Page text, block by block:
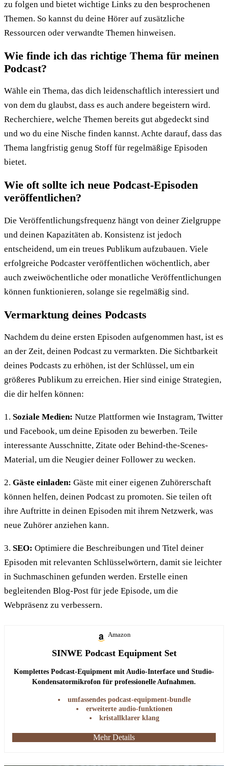
zu folgen und bietet wichtige Links zu den besprochenen
Themen. So kannst du deine Hörer auf zusätzliche
Ressourcen oder verwandte Themen hinweisen.
Wie finde ich das richtige Thema für meinen
Podcast?
Wähle ein Thema, das dich leidenschaftlich interessiert und
von dem du glaubst, dass es auch andere begeistern wird.
Recherchiere, welche Themen bereits gut abgedeckt sind
und wo du eine Nische finden kannst. Achte darauf, dass das
Thema langfristig genug Stoff für regelmäßige Episoden
bietet.
Wie oft sollte ich neue Podcast-Episoden
veröffentlichen?
Die Veröffentlichungsfrequenz hängt von deiner Zielgruppe
und deinen Kapazitäten ab. Konsistenz ist jedoch
entscheidend, um ein treues Publikum aufzubauen. Viele
erfolgreiche Podcaster veröffentlichen wöchentlich, aber
auch zweiwöchentliche oder monatliche Veröffentlichungen
können funktionieren, solange sie regelmäßig sind.
Vermarktung deines Podcasts
Nachdem du deine ersten Episoden aufgenommen hast, ist es
an der Zeit, deinen Podcast zu vermarkten. Die Sichtbarkeit
deines Podcasts zu erhöhen, ist der Schlüssel, um ein
größeres Publikum zu erreichen. Hier sind einige Strategien,
die dir helfen können:
1. Soziale Medien: Nutze Plattformen wie Instagram, Twitter
und Facebook, um deine Episoden zu bewerben. Teile
interessante Ausschnitte, Zitate oder Behind-the-Scenes-
Material, um die Neugier deiner Follower zu wecken.
2. Gäste einladen: Gäste mit einer eigenen Zuhörerschaft
können helfen, deinen Podcast zu promoten. Sie teilen oft
ihre Auftritte in deinen Episoden mit ihrem Netzwerk, was
neue Zuhörer anziehen kann.
3. SEO: Optimiere die Beschreibungen und Titel deiner
Episoden mit relevanten Schlüsselwörtern, damit sie leichter
in Suchmaschinen gefunden werden. Erstelle einen
begleitenden Blog-Post für jede Episode, um die
Webpräsenz zu verbessern.
Amazon
SINWE Podcast Equipment Set
Komplettes Podcast-Equipment mit Audio-Interface und Studio-
Kondensatormikrofon für professionelle Aufnahmen.
umfassendes podcast-equipment-bundle
erweiterte audio-funktionen
kristallklarer klang
Mehr Details